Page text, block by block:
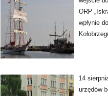
ORP
wpłynie do
14
urzędów